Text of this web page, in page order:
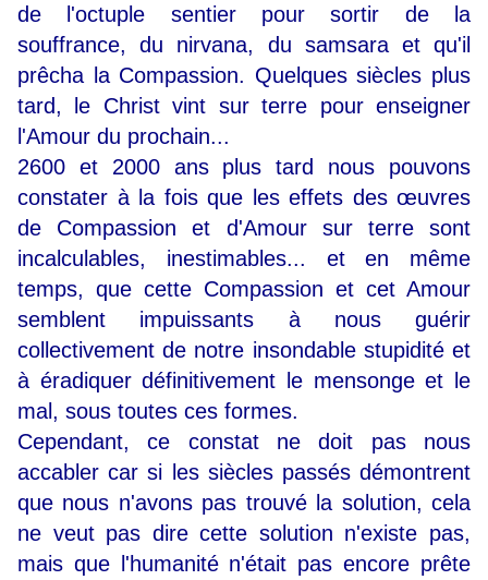
de l'octuple sentier pour sortir de la
souffrance, du nirvana, du samsara et qu'il
prêcha la Compassion. Quelques siècles plus
tard, le Christ vint sur terre pour enseigner
l'Amour du prochain...
2600 et 2000 ans plus tard nous pouvons
constater à la fois que les effets des œuvres
de Compassion et d'Amour sur terre sont
incalculables, inestimables... et en même
temps, que cette Compassion et cet Amour
semblent impuissants à nous guérir
collectivement de notre insondable stupidité et
à éradiquer définitivement le mensonge et le
mal, sous toutes ces formes.
Cependant, ce constat ne doit pas nous
accabler car si les siècles passés démontrent
que nous n'avons pas trouvé la solution, cela
ne veut pas dire cette solution n'existe pas,
mais que l'humanité n'était pas encore prête